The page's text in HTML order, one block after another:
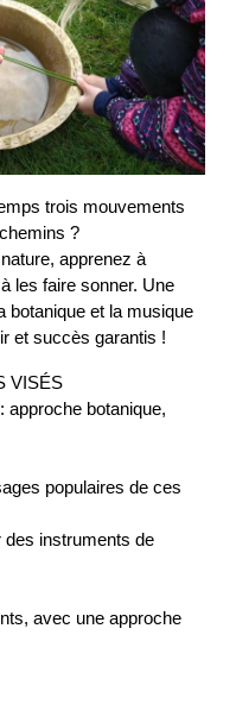
trois mouvements
?
apprenez à
les faire sonner. Une
botanique et la musique
et succès garantis !
VISÉS
approche botanique,
populaires de ces
des instruments de
avec une approche